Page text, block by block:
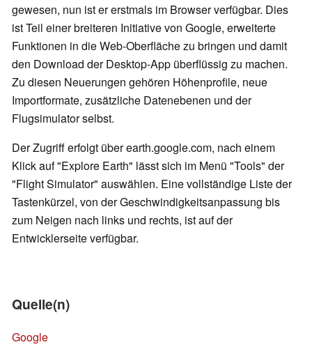
gewesen, nun ist er erstmals im Browser verfügbar. Dies
ist Teil einer breiteren Initiative von Google, erweiterte
Funktionen in die Web-Oberfläche zu bringen und damit
den Download der Desktop-App überflüssig zu machen.
Zu diesen Neuerungen gehören Höhenprofile, neue
Importformate, zusätzliche Datenebenen und der
Flugsimulator selbst.
Der Zugriff erfolgt über earth.google.com, nach einem
Klick auf "Explore Earth" lässt sich im Menü "Tools" der
"Flight Simulator" auswählen. Eine vollständige Liste der
Tastenkürzel, von der Geschwindigkeitsanpassung bis
zum Neigen nach links und rechts, ist auf der
Entwicklerseite verfügbar.
Quelle(n)
Google